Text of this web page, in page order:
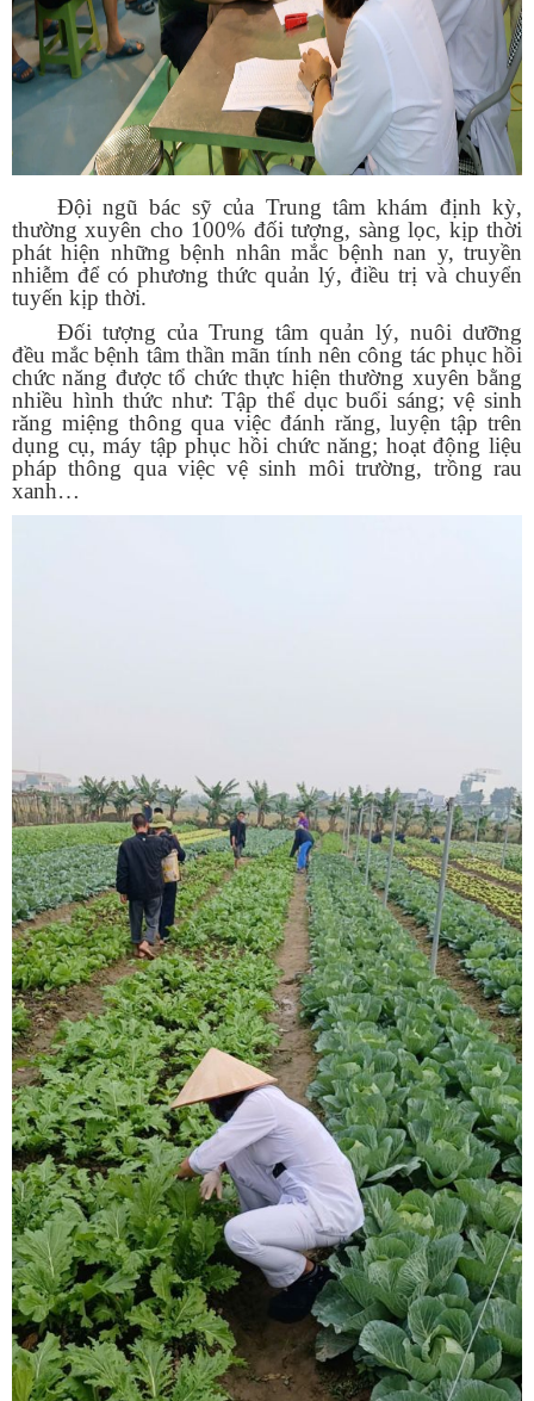
Đội ngũ bác sỹ của Trung tâm khám định kỳ,
thường xuyên cho 100% đối tượng, sàng lọc, kịp thời
phát hiện những bệnh nhân mắc bệnh nan y, truyền
nhiễm để có phương thức quản lý, điều trị và chuyển
tuyến kịp thời.
Đối tượng của Trung tâm quản lý, nuôi dưỡng
đều mắc bệnh tâm thần mãn tính nên công tác phục hồi
chức năng được tổ chức thực hiện thường xuyên bằng
nhiều hình thức như: Tập thể dục buổi sáng; vệ sinh
răng miệng thông qua việc đánh răng, luyện tập trên
dụng cụ, máy tập phục hồi chức năng; hoạt động liệu
pháp thông qua việc vệ sinh môi trường, trồng rau
xanh…